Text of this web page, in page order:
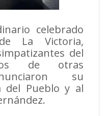
celebrado
La Victoria,
del
de otras
su
del Pueblo y al